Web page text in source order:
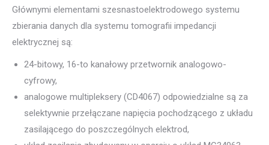
Głównymi elementami szesnastoelektrodowego systemu
zbierania danych dla systemu tomografii impedancji
elektrycznej są:
24-bitowy, 16-to kanałowy przetwornik analogowo-
cyfrowy,
analogowe multipleksery (CD4067) odpowiedzialne są za
selektywnie przełączane napięcia pochodzącego z układu
zasilającego do poszczególnych elektrod,